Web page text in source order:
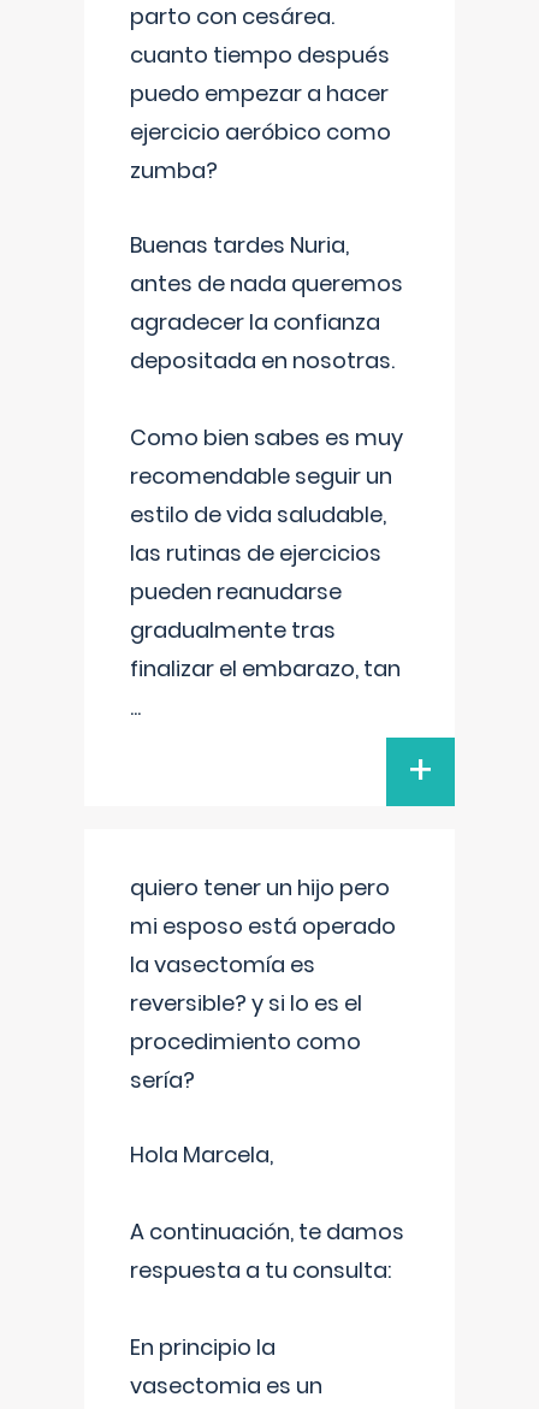
parto con cesárea.
cuanto tiempo después
puedo empezar a hacer
ejercicio aeróbico como
zumba?
Buenas tardes Nuria,
antes de nada queremos
agradecer la confianza
depositada en nosotras.
Como bien sabes es muy
recomendable seguir un
estilo de vida saludable,
las rutinas de ejercicios
pueden reanudarse
gradualmente tras
finalizar el embarazo, tan
...
+
quiero tener un hijo pero
mi esposo está operado
la vasectomía es
reversible? y si lo es el
procedimiento como
sería?
Hola Marcela,
A continuación, te damos
respuesta a tu consulta:
En principio la
vasectomia es un